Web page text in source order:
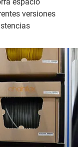
versiones